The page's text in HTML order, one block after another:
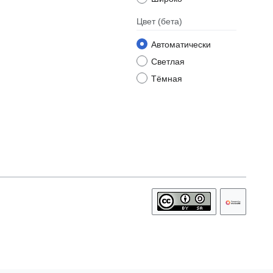
Цвет (бета)
Автоматически
Светлая
Тёмная